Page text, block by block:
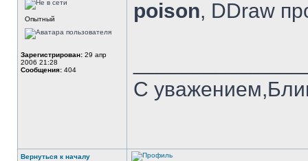
Опытный
Зарегистрирован: 29 апр
2006 21:28
Сообщения: 404
poison, DDraw
С
Вернуться к началу